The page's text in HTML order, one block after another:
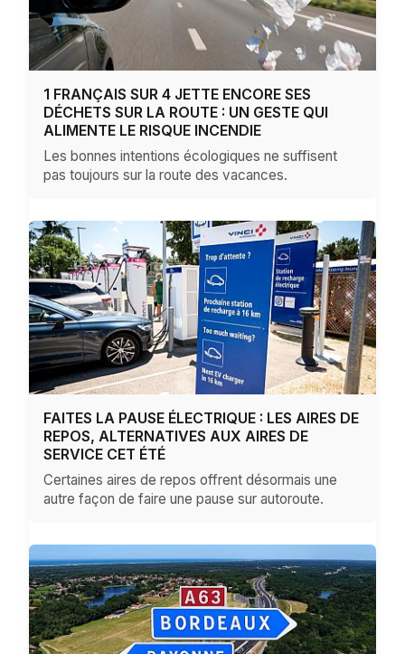
1 FRANÇAIS SUR 4 JETTE ENCORE SES
DÉCHETS SUR LA ROUTE : UN GESTE QUI
ALIMENTE LE RISQUE INCENDIE
Les bonnes intentions écologiques ne suffisent
pas toujours sur la route des vacances.
FAITES LA PAUSE ÉLECTRIQUE : LES AIRES DE
REPOS, ALTERNATIVES AUX AIRES DE
SERVICE CET ÉTÉ
Certaines aires de repos offrent désormais une
autre façon de faire une pause sur autoroute.